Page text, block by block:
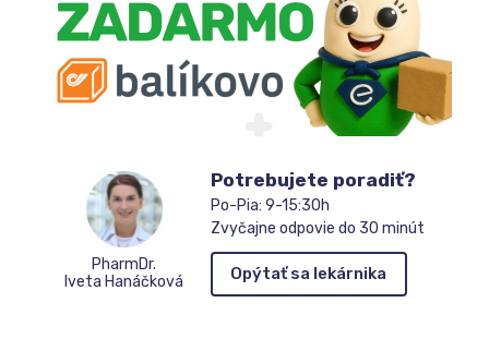
PharmDr.
Iveta Hanáčková
Potrebujete poradiť?
Po-Pia: 9-15:30h
Zvyčajne odpovie do 30 minút
Opýtať sa lekárnika